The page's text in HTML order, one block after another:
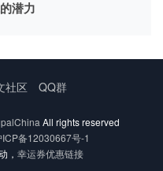
潜力
社区 QQ群
All rights reserved
ICP备12030667号-1
， 幸运券优惠链接